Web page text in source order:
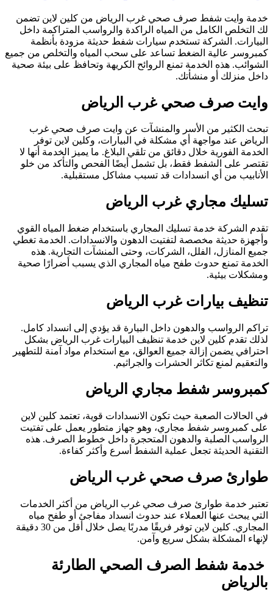
خدمة وايت شفط صرف صحي غرب الرياض من كلين لاين تضمن
لك التخلص الكامل من المياه الراكدة والرواسب المتراكمة داخل
البيارات. الشركة تستخدم سيارات شفط حديثة مزودة بأنظمة
كمبروسر عالية الضغط تساعد على سحب المياه والتخلص من جميع
الشوائب. هذه الخدمة تمنع الروائح الكريهة وتحافظ على بيئة صحية
داخل منزلك أو منشأتك.
وايت صرف صحي غرب الرياض
تبحث الكثير من الأسر والمنشآت عن وايت صرف صحي غرب
الرياض عند مواجهة أي مشكلة في البيارات، وكلين لاين توفر
الخدمة الفورية خلال دقائق من تلقي البلاغ. ما يميز الخدمة أنها لا
تقتصر على الشفط فقط، بل تشمل أيضًا الفحص والتأكد من خلو
الأنابيب من أي انسدادات قد تسبب مشاكل مستقبلية.
تسليك مجاري غرب الرياض
تقدم الشركة خدمة تسليك المجاري باستخدام ضغط المياه القوي
وأجهزة حديثة مخصصة لتفتيت الدهون والانسدادات. الخدمة تغطي
جميع المنازل، الفلل، الشركات، وحتى المنشآت التجارية. هذه
الخدمة تمنع حدوث طفح مياه المجاري الذي يسبب أضرارًا صحية
ومشكلات بيئية.
تنظيف بيارات غرب الرياض
تراكم الرواسب والدهون داخل البيارة قد يؤدي إلى انسداد كامل.
لذلك تقدم كلين لاين خدمة تنظيف البيارات غرب الرياض بشكل
احترافي يضمن إزالة جميع العوالق، مع استخدام مواد آمنة للتطهير
والتعقيم لمنع تكاثر الحشرات والجراثيم.
كمبروسر شفط مجاري الرياض
في الحالات الصعبة حيث تكون الانسدادات قوية، تعتمد كلين لاين
على كمبروسر شفط مجاري، وهو جهاز متطور يعمل على تفتيت
الرواسب الصلبة والدهون المتحجرة داخل خطوط الصرف. هذه
التقنية الحديثة تجعل عملية الشفط أسرع وأكثر كفاءة.
طوارئ صرف صحي غرب الرياض
تعتبر خدمة طوارئ صرف صحي غرب الرياض من أكثر الخدمات
التي يبحث عنها العملاء عند حدوث انسداد مفاجئ أو طفح مياه
المجاري. كلين لاين توفر فريقًا مدربًا يصل خلال أقل من 30 دقيقة
لإنهاء المشكلة بشكل سريع وآمن.
خدمة شفط الصرف الصحي الطارئة
بالرياض